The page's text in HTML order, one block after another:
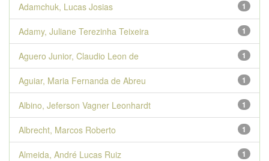
1
Adamchuk, Lucas Josias
1
Adamy, Juliane Terezinha Teixeira
1
Aguero Junior, Claudio Leon de
1
Aguiar, Maria Fernanda de Abreu
1
Albino, Jeferson Vagner Leonhardt
1
Albrecht, Marcos Roberto
1
Almeida, André Lucas Ruiz